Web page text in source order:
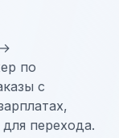
по
с
перехода.